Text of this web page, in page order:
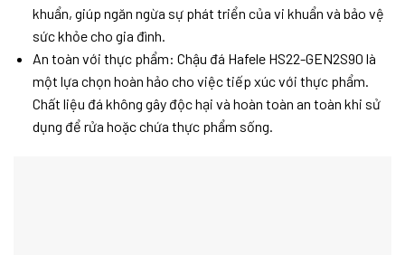
khuẩn, giúp ngăn ngừa sự phát triển của vi khuẩn và bảo vệ
sức khỏe cho gia đình.
An toàn với thực phẩm: Chậu đá Hafele HS22-GEN2S90 là
một lựa chọn hoàn hảo cho việc tiếp xúc với thực phẩm.
Chất liệu đá không gây độc hại và hoàn toàn an toàn khi sử
dụng để rửa hoặc chứa thực phẩm sống.